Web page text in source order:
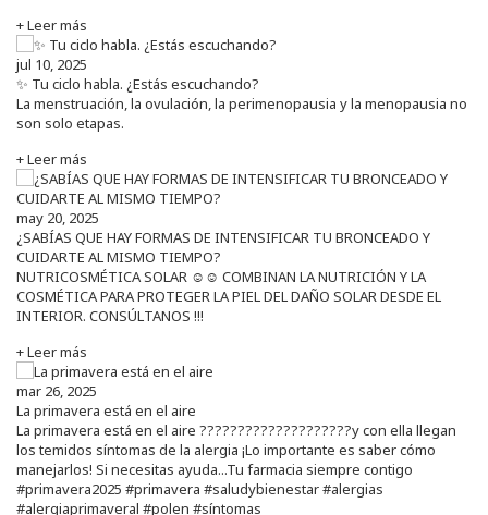
+ Leer más
jul 10, 2025
✨ Tu ciclo habla. ¿Estás escuchando?
La menstruación, la ovulación, la perimenopausia y la menopausia no
son solo etapas.
+ Leer más
may 20, 2025
¿SABÍAS QUE HAY FORMAS DE INTENSIFICAR TU BRONCEADO Y
CUIDARTE AL MISMO TIEMPO?
NUTRICOSMÉTICA SOLAR ☺️☺️ COMBINAN LA NUTRICIÓN Y LA
COSMÉTICA PARA PROTEGER LA PIEL DEL DAÑO SOLAR DESDE EL
INTERIOR. CONSÚLTANOS !!!
+ Leer más
mar 26, 2025
La primavera está en el aire
La primavera está en el aire ????????????????????y con ella llegan
los temidos síntomas de la alergia ¡Lo importante es saber cómo
manejarlos! Si necesitas ayuda...Tu farmacia siempre contigo
#primavera2025 #primavera #saludybienestar #alergias
#alergiaprimaveral #polen #síntomas